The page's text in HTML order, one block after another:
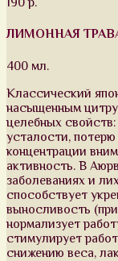
ЛИМОННАЯ ТРАВА
400 мл.
Классический
насыщенным
целебных
усталости,
концентрации
активность. В
заболеваниях и
способствует
выносливость
нормализует
стимулирует
снижению веса,